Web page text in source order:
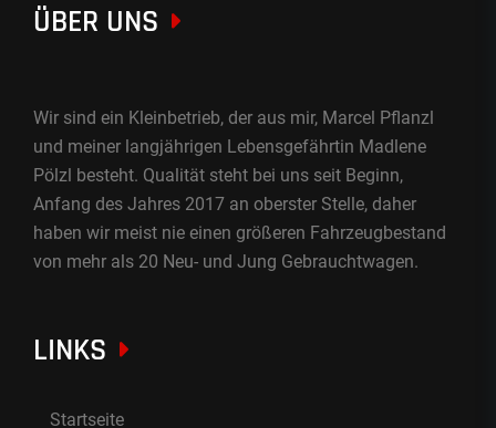
ÜBER UNS
Wir sind ein Kleinbetrieb, der aus mir, Marcel Pflanzl
und meiner langjährigen Lebensgefährtin Madlene
Pölzl besteht. Qualität steht bei uns seit Beginn,
Anfang des Jahres 2017 an oberster Stelle, daher
haben wir meist nie einen größeren Fahrzeugbestand
von mehr als 20 Neu- und Jung Gebrauchtwagen.
LINKS
Startseite